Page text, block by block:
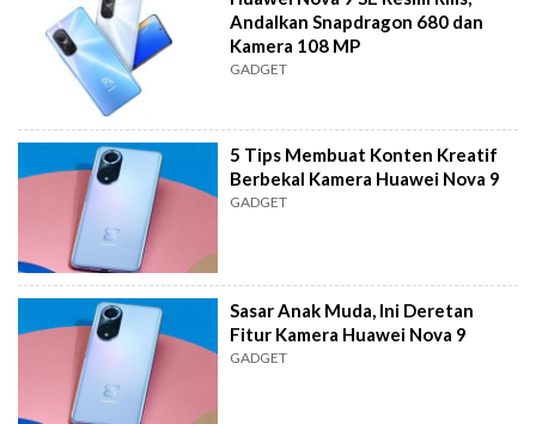
Andalkan Snapdragon 680 dan
Kamera 108 MP
GADGET
5 Tips Membuat Konten Kreatif
Berbekal Kamera Huawei Nova 9
GADGET
Sasar Anak Muda, Ini Deretan
Fitur Kamera Huawei Nova 9
GADGET